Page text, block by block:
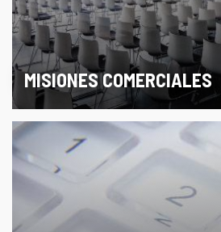
MISIONES COMERCIALES